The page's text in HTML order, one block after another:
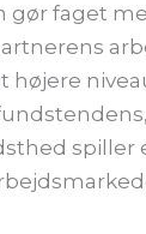
gør faget
højere
spiller